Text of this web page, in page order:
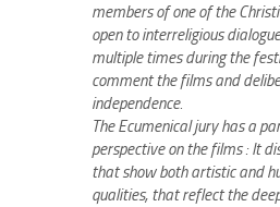
members of one of the
open to interreligious
multiple times during the
comment the films and
independence.
The Ecumenical jury has a
perspective on the films : It
that show both artistic and
qualities, that reflect the